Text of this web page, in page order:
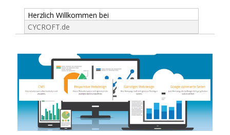
Herzlich Willkommen bei
CYCROFT.de